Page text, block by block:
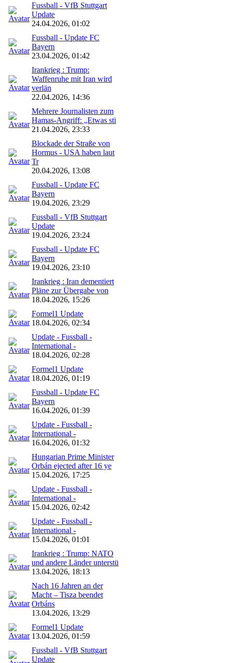
Fussball - VfB Stuttgart
Update
24.04.2026, 01:02
Fussball - Update FC
Bayern
23.04.2026, 01:42
Irankrieg : Trump:
Waffenruhe mit Iran wird
verlän
22.04.2026, 14:36
Mehrere Journalisten zum
Hamas-Angriff: „Etwas sti
21.04.2026, 23:33
Blockade der Straße von
Hormus - USA haben laut
Tr
20.04.2026, 13:08
Fussball - Update FC
Bayern
19.04.2026, 23:29
Fussball - VfB Stuttgart
Update
19.04.2026, 23:24
Fussball - Update FC
Bayern
19.04.2026, 23:10
Irankrieg : Iran dementiert
Pläne zur Übergabe von
18.04.2026, 15:26
Formel1 Update
18.04.2026, 02:34
Update - Fussball -
International -
18.04.2026, 02:28
Formel1 Update
18.04.2026, 01:19
Fussball - Update FC
Bayern
16.04.2026, 01:39
Update - Fussball -
International -
16.04.2026, 01:32
Hungarian Prime Minister
Orbán ejected after 16 ye
15.04.2026, 17:25
Update - Fussball -
International -
15.04.2026, 02:42
Update - Fussball -
International -
15.04.2026, 01:01
Irankrieg : Trump: NATO
und andere Länder unterstü
13.04.2026, 18:13
Nach 16 Jahren an der
Macht – Tisza beendet
Orbáns
13.04.2026, 13:29
Formel1 Update
13.04.2026, 01:59
Fussball - VfB Stuttgart
Update